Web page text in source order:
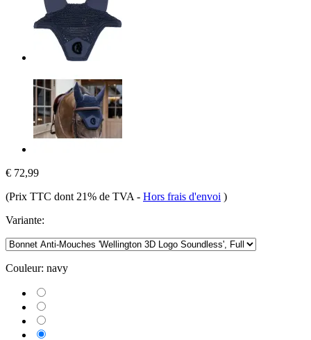
€ 72,99
(Prix TTC dont 21% de TVA - Hors frais d'envoi )
Variante:
Couleur: navy